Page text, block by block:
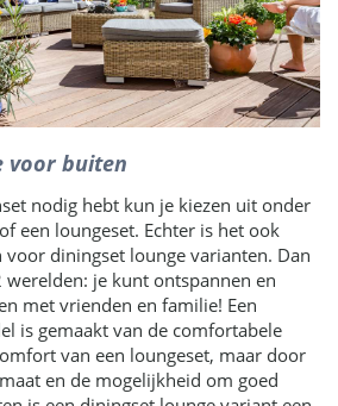
voor buiten
nodig hebt kun je kiezen uit onder
een loungeset. Echter is het ook
diningset lounge varianten. Dan
werelden: je kunt ontspannen en
met vrienden en familie! Een
is gemaakt van de comfortabele
van een loungeset, maar door
en de mogelijkheid om goed